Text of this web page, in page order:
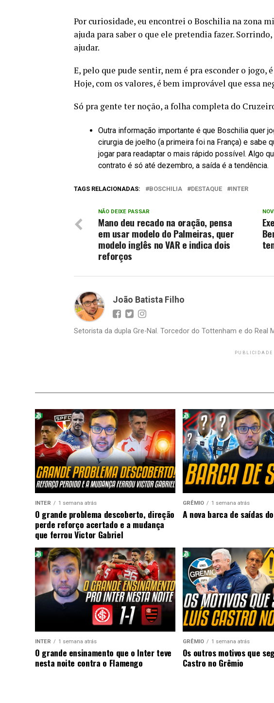
Por curiosidade, eu encontrei o Boschilia na zona
ajuda para saber o que ele pretendia fazer.
ajudar.
E, pelo que pude sentir, nem é pra esconder o jogo,
Hoje, com os valores, é bem improvável que essa
Só pra gente ter noção, a folha completa do
Outra informação importante é que Boschilia quer
cirurgia de joelho (a primeira foi na França) e sabe
jogar para readaptar o mais rápido possível. Algo
contrato é só até dezembro, a saída é a tendência.
TAGS RELACIONADAS: BOSCHILIA DESTAQUE INTER
NÃO DEIXE PASSAR
Mano deu recado na oração, pensa
em usar modelo do Palmeiras, quer
modelo inglês no VAR e indica dois
reforços
João Batista Filho
Setorista da dupla Gre-Nal. Torcedor do Tottenham e do Real
PUBLICIDADE
INTER 1 semana atrás
O grande problema descoberto, direção
perde reforço acertado e a mudança
que ferrou Victor Gabriel
GRÊMIO 1 semana atrás
A nova barca de saídas
INTER 1 semana atrás
O grande ensinamento que o Inter teve
nesta noite contra o Flamengo
GRÊMIO 1 semana atrás
Os outros motivos que
Castro no Grêmio